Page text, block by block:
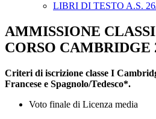
LIBRI DI TESTO A.S.
AMMISSIONE
CORSO CAMBRIDGE
Criteri di iscrizione classe I
Francese e Spagnolo/Tedesco*.
Voto finale di Licenza media